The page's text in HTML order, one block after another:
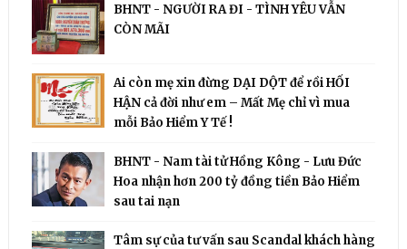
BHNT - NGƯỜI RA ĐI - TÌNH YÊU VẪN
CÒN MÃI
Ai còn mẹ xin đừng DẠI DỘT để rồi HỐI
HẬN cả đời như em – Mất Mẹ chỉ vì mua
mỗi Bảo Hiểm Y Tế !
BHNT - Nam tài tử Hồng Kông - Lưu Đức
Hoa nhận hơn 200 tỷ đồng tiền Bảo Hiểm
sau tai nạn
Tâm sự của tư vấn sau Scandal khách hàng